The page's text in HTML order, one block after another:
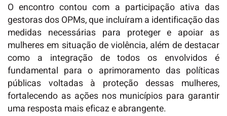
O encontro contou com a participação ativa das
gestoras dos OPMs, que incluíram a identificação das
medidas necessárias para proteger e apoiar as
mulheres em situação de violência, além de destacar
como a integração de todos os envolvidos é
fundamental para o aprimoramento das políticas
públicas voltadas à proteção dessas mulheres,
fortalecendo as ações nos municípios para garantir
uma resposta mais eficaz e abrangente.